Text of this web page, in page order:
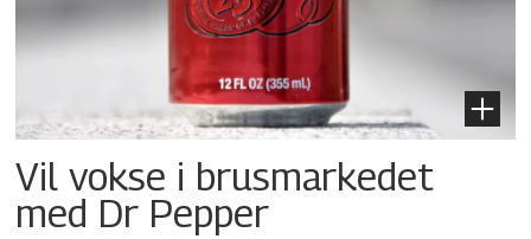
Vil vokse i brusmarkedet
med Dr Pepper